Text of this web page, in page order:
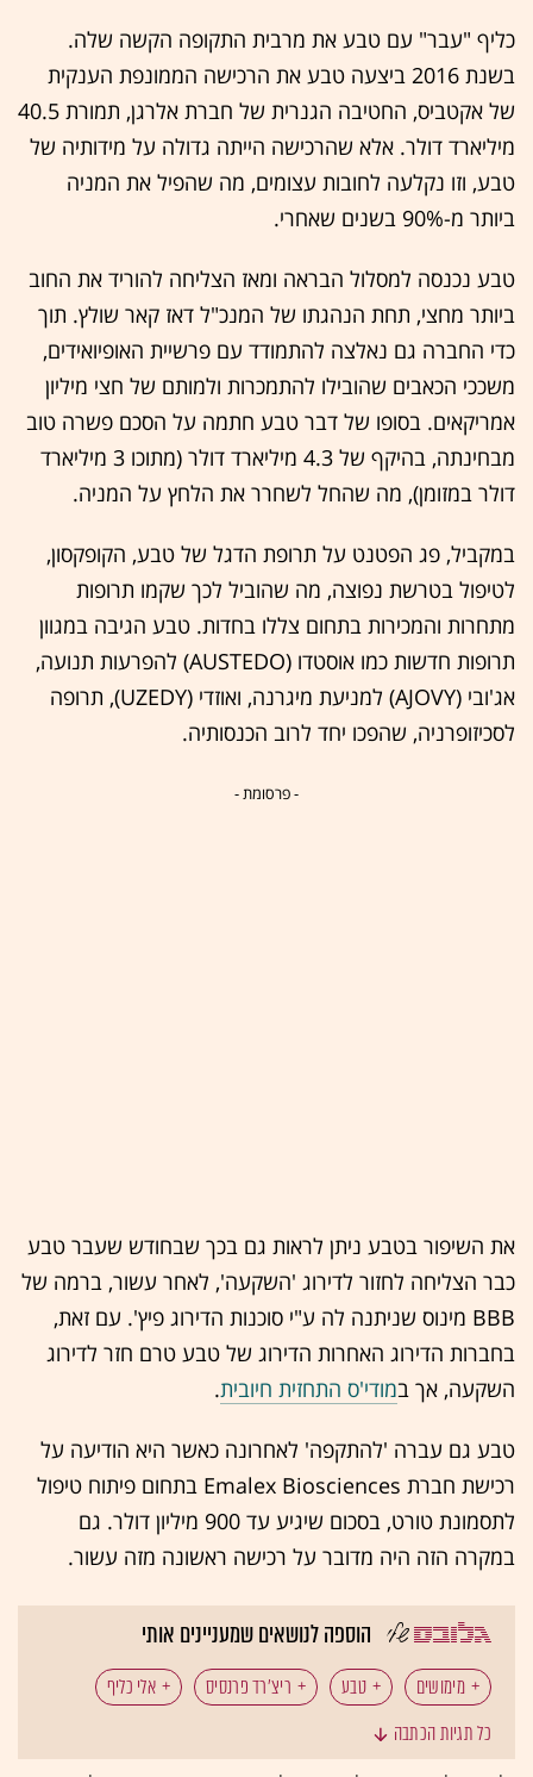
כליף "עבר" עם טבע את מרבית התקופה הקשה שלה.
בשנת 2016 ביצעה טבע את הרכישה הממונפת הענקית
של אקטביס, החטיבה הגנרית של חברת אלרגן, תמורת 40.5
מיליארד דולר. אלא שהרכישה הייתה גדולה על מידותיה של
טבע, וזו נקלעה לחובות עצומים, מה שהפיל את המניה
ביותר מ-90% בשנים שאחרי.
טבע נכנסה למסלול הבראה ומאז הצליחה להוריד את החוב
ביותר מחצי, תחת הנהגתו של המנכ"ל דאז קאר שולץ. תוך
כדי החברה גם נאלצה להתמודד עם פרשיית האופיואידים,
משככי הכאבים שהובילו להתמכרות ולמותם של חצי מיליון
אמריקאים. בסופו של דבר טבע חתמה על הסכם פשרה טוב
מבחינתה, בהיקף של 4.3 מיליארד דולר (מתוכו 3 מיליארד
דולר במזומן), מה שהחל לשחרר את הלחץ על המניה.
במקביל, פג הפטנט על תרופת הדגל של טבע, הקופקסון,
לטיפול בטרשת נפוצה, מה שהוביל לכך שקמו תרופות
מתחרות והמכירות בתחום צללו בחדות. טבע הגיבה במגוון
תרופות חדשות כמו אוסטדו (AUSTEDO) להפרעות תנועה,
אג'ובי (AJOVY) למניעת מיגרנה, ואוזדי (UZEDY), תרופה
לסכיזופרניה, שהפכו יחד לרוב הכנסותיה.
- פרסומת -
את השיפור בטבע ניתן לראות גם בכך שבחודש שעבר טבע
כבר הצליחה לחזור לדירוג 'השקעה', לאחר עשור, ברמה של
BBB מינוס שניתנה לה ע"י סוכנות הדירוג פיץ'. עם זאת,
בחברות הדירוג האחרות הדירוג של טבע טרם חזר לדירוג
השקעה, אך במודי'ס התחזית חיובית.
טבע גם עברה 'להתקפה' לאחרונה כאשר היא הודיעה על
רכישת חברת Emalex Biosciences בתחום פיתוח טיפול
לתסמונת טורט, בסכום שיגיע עד 900 מיליון דולר. גם
במקרה הזה היה מדובר על רכישה ראשונה מזה עשור.
הוספה לנושאים שמעניינים אותי
מימושים טבע ריצ'רד פרנסיס
אלי כליף
כל תגיות הכתבה